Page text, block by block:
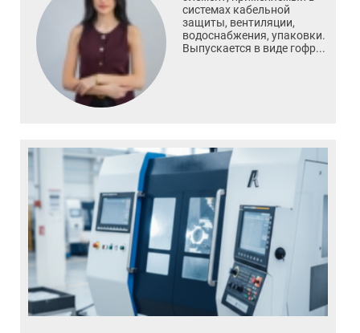
системах кабельной
защиты, вентиляции,
водоснабжения, упаковки.
Выпускается в виде гофр...